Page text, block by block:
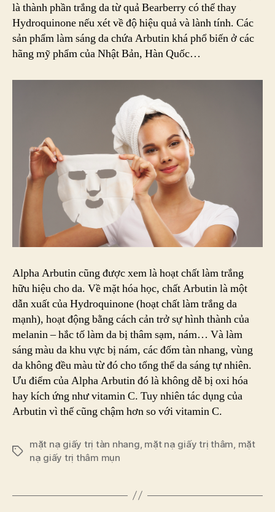
là thành phần trắng da từ quả Bearberry có thể thay
Hydroquinone nếu xét về độ hiệu quả và lành tính. Các
sản phẩm làm sáng da chứa Arbutin khá phổ biến ở các
hãng mỹ phẩm của Nhật Bản, Hàn Quốc…
Alpha Arbutin cũng được xem là hoạt chất làm trắng
hữu hiệu cho da. Về mặt hóa học, chất Arbutin là một
dẫn xuất của Hydroquinone (hoạt chất làm trắng da
mạnh), hoạt động bằng cách cản trở sự hình thành của
melanin – hắc tố làm da bị thâm sạm, nám… Và làm
sáng màu da khu vực bị nám, các đốm tàn nhang, vùng
da không đều màu từ đó cho tổng thể da sáng tự nhiên.
Ưu điểm của Alpha Arbutin đó là không dễ bị oxi hóa
hay kích ứng như vitamin C. Tuy nhiên tác dụng của
Arbutin vì thế cũng chậm hơn so với vitamin C.
Tags
mặt nạ giấy trị tàn nhang, mặt nạ giấy trị thâm, mặt
nạ giấy trị thâm mụn